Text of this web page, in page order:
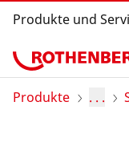
Produkte und
Produkte
Produkte . . .